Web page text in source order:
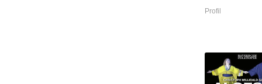
Profil